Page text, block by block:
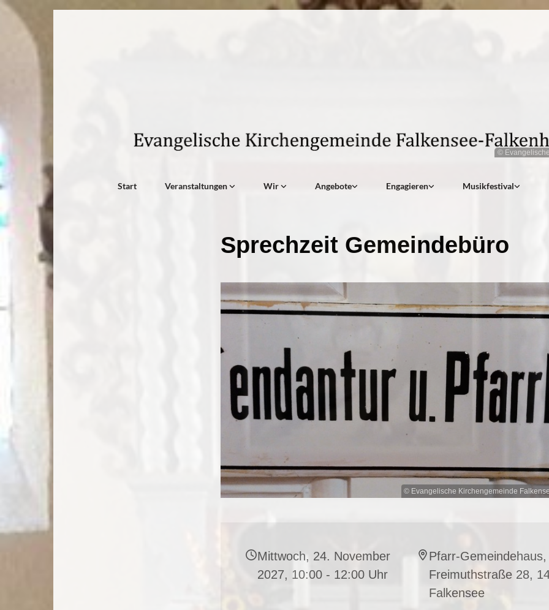
©
Start Veranstaltungen Wir Angebote Engagieren Musikfestival
Sprechzeit Gemeindebüro
© Evangelische Kirchengemeinde
Mittwoch, 24. November
2027, 10:00 - 12:00 Uhr
Pfarr-Gemeindehaus,
Freimuthstraße 28,
Falkensee